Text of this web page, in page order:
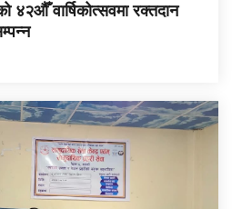
४२औँ वार्षिकोत्सवमा रक्तदान